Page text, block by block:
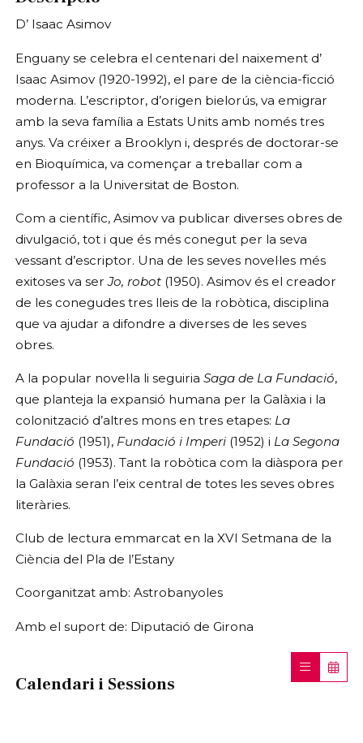
D’ Isaac Asimov
Enguany se celebra el centenari del naixement d’
Isaac Asimov (1920-1992), el pare de la ciència-ficció
moderna. L’escriptor, d’origen bielorús, va emigrar
amb la seva família a Estats Units amb només tres
anys. Va créixer a Brooklyn i, després de doctorar-se
en Bioquímica, va començar a treballar com a
professor a la Universitat de Boston.
Com a científic, Asimov va publicar diverses obres de
divulgació, tot i que és més conegut per la seva
vessant d’escriptor. Una de les seves novel·les més
exitoses va serJo, robot (1950). Asimov és el creador
de les conegudes tres lleis de la robòtica, disciplina
que va ajudar a difondre a diverses de les seves
obres.
A la popular novel·la li seguiria Saga de La Fundació,
que planteja la expansió humana per la Galàxia i la
colonització d’altres mons en tres etapes: La
Fundació (1951), Fundació i Imperi (1952) i La Segona
Fundació (1953). Tant la robòtica com la diàspora per
la Galàxia seran l’eix central de totes les seves obres
literàries.
Club de lectura emmarcat en la XVI Setmana de la
Ciència del Pla de l’Estany
Coorganitzat amb: Astrobanyoles
Amb el suport de: Diputació de Girona
Calendari i Sessions